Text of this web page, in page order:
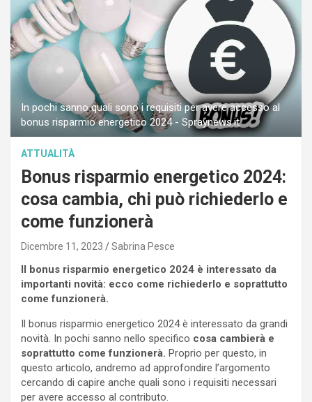
In pochi sanno quali sono i requisiti per avere accesso al
bonus risparmio energetico 2024 - Spraynews.it
ATTUALITÀ
Bonus risparmio energetico 2024:
cosa cambia, chi può richiederlo e
come funzionerà
Dicembre 11, 2023 Sabrina Pesce
Il bonus risparmio energetico 2024 è interessato da
importanti novità: ecco come richiederlo e soprattutto
come funzionerà.
Il bonus risparmio energetico 2024 è interessato da grandi
novità. In pochi sanno nello specifico cosa cambierà e
soprattutto come funzionerà. Proprio per questo, in
questo articolo, andremo ad approfondire l’argomento
cercando di capire anche quali sono i requisiti necessari
per avere accesso al contributo.